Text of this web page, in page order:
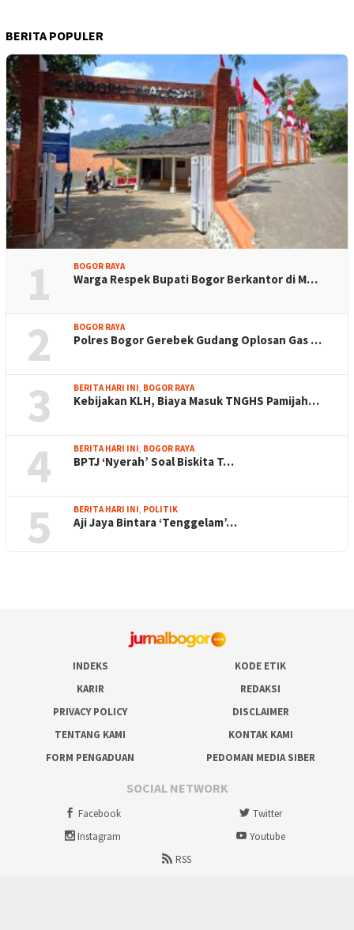
BERITA POPULER
1 BOGOR RAYA
Warga Respek Bupati Bogor Berkantor di M…
2 BOGOR RAYA
Polres Bogor Gerebek Gudang Oplosan Gas …
3 BERITA HARI INI BOGOR RAYA
Kebijakan KLH, Biaya Masuk TNGHS Pamijah…
4 BERITA HARI INI BOGOR RAYA
BPTJ ‘Nyerah’ Soal Biskita T…
5 BERITA HARI INI POLITIK
Aji Jaya Bintara ‘Tenggelam’…
INDEKS
KODE ETIK
KARIR
REDAKSI
PRIVACY POLICY
DISCLAIMER
TENTANG KAMI
KONTAK KAMI
FORM PENGADUAN
PEDOMAN MEDIA SIBER
SOCIAL NETWORK
Facebook
Twitter
Instagram
Youtube
RSS